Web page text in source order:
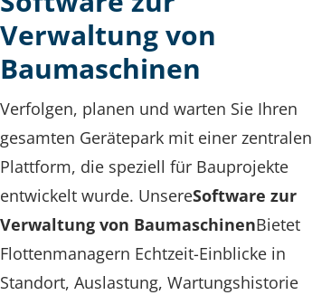
Verwaltung von
Baumaschinen
Verfolgen, planen und warten Sie Ihren
gesamten Gerätepark mit einer zentralen
Plattform, die speziell für Bauprojekte
entwickelt wurde. UnsereSoftware zur
Verwaltung von BaumaschinenBietet
Flottenmanagern Echtzeit-Einblicke in
Standort, Auslastung, Wartungshistorie